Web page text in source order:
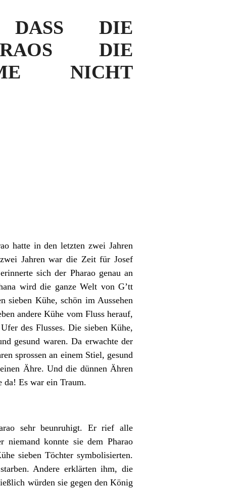
DIE
DIE
NICHT
hatte in den letzten zwei Jahren
Jahren war die Zeit für Josef
sich der Pharao genau an
wird die ganze Welt von G’tt
sieben Kühe, schön im Aussehen
andere Kühe vom Fluss herauf,
des Flusses. Die sieben Kühe,
gesund waren. Da erwachte der
sprossen an einem Stiel, gesund
Ähre. Und die dünnen Ähren
da! Es war ein Traum.
sehr beunruhigt. Er rief alle
niemand konnte sie dem Pharao
sieben Töchter symbolisierten.
Andere erklärten ihm, die
würden sie gegen den König